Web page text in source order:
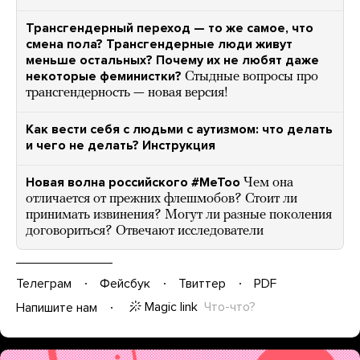
Трансгендерный переход — то же самое, что
смена пола? Трансгендерные люди живут
меньше остальных? Почему их не любят даже
некоторые феминистки? Стыдные вопросы про
трансгендерность — новая версия!
Как вести себя с людьми с аутизмом: что делать
и чего не делать? Инструкция
Новая волна российского #MeToo Чем она
отличается от прежних флешмобов? Стоит ли
принимать извинения? Могут ли разные поколения
договориться? Отвечают исследователи
Телеграм Фейсбук Твиттер
PDF
Напишите нам
Magic link Что-что?